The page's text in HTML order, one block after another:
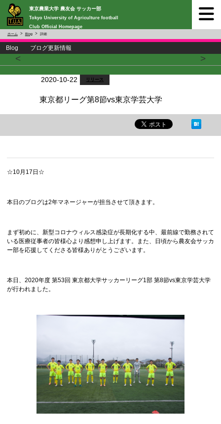
東京農業大学 農友会 サッカー部
Tokyo University of Agriculture football
Club Official Homepage
ホーム Blog 詳細
Blog ブログ更新情報
< >
2020-10-22 リリース
東京都リーグ第8節vs東京学芸大学
☆10月17日☆
本日のブログは2年マネージャーが担当させて頂きます。
まず初めに、新型コロナウィルス感染症が長期化する中、最前線で勤務されて
いる医療従事者の皆様心より感想申し上げます。また、日頃から農友会サッカ
ー部を応援してくださる皆様ありがとうございます。
本日、2020年度 第53回 東京都大学サッカーリーグ1部 第8節vs東京学芸大学
が行われました。